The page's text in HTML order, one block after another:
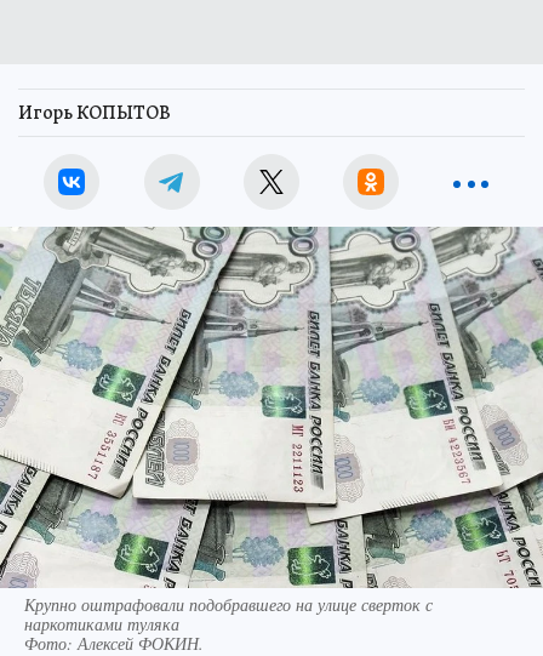
Игорь КОПЫТОВ
Крупно оштрафовали подобравшего на улице сверток с
наркотиками туляка
Фото: Алексей ФОКИН.